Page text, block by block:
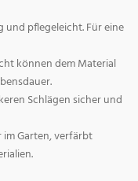
pflegeleicht. Für eine
können dem Material
Schlägen sicher und
im Garten, verfärbt